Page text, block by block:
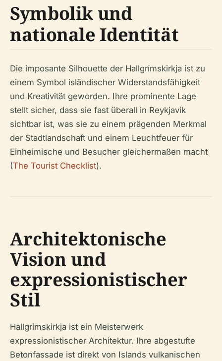
Symbolik und
nationale Identität
Die imposante Silhouette der Hallgrímskirkja ist zu
einem Symbol isländischer Widerstandsfähigkeit
und Kreativität geworden. Ihre prominente Lage
stellt sicher, dass sie fast überall in Reykjavík
sichtbar ist, was sie zu einem prägenden Merkmal
der Stadtlandschaft und einem Leuchtfeuer für
Einheimische und Besucher gleichermaßen macht
(The Tourist Checklist).
Architektonische
Vision und
expressionistischer
Stil
Hallgrímskirkja ist ein Meisterwerk
expressionistischer Architektur. Ihre abgestufte
Betonfassade ist direkt von Islands vulkanischen